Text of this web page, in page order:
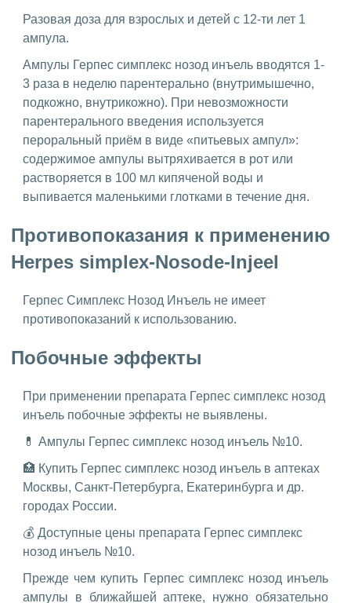
Разовая доза для взрослых и детей с 12-ти лет 1
ампула.
Ампулы Герпес симплекс нозод инъель вводятся 1-
3 раза в неделю парентерально (внутримышечно,
подкожно, внутрикожно). При невозможности
парентерального введения используется
пероральный приём в виде «питьевых ампул»:
содержимое ампулы вытряхивается в рот или
растворяется в 100 мл кипяченой воды и
выпивается маленькими глотками в течение дня.
Противопоказания к применению
Herpes simplex-Nosode-Injeel
Герпес Симплекс Нозод Инъель не имеет
противопоказаний к использованию.
Побочные эффекты
При применении препарата Герпес симплекс нозод
инъель побочные эффекты не выявлены.
💊 Ампулы Герпес симплекс нозод инъель №10.
🏥 Купить Герпес симплекс нозод инъель в аптеках
Москвы, Санкт-Петербурга, Екатеринбурга и др.
городах России.
💰 Доступные цены препарата Герпес симплекс
нозод инъель №10.
Прежде чем купить Герпес симплекс нозод инъель
ампулы в ближайшей аптеке, нужно обязательно